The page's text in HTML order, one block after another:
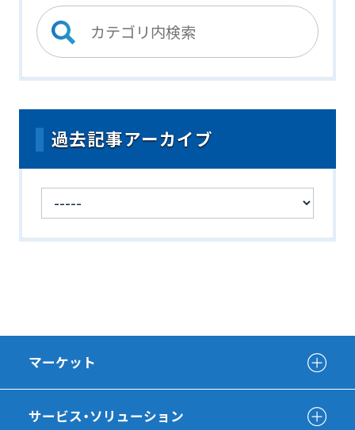
過去記事アーカイブ
マーケット
サービス・ソリューション